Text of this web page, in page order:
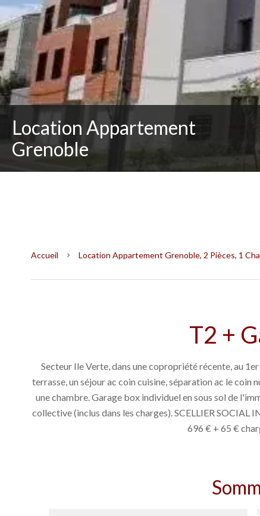
Location Appartement
Grenoble
Accueil Location Appartement Grenoble, 2 Pièces, 1
T2 +
Secteur Ile Verte, dans une copropriété récente, au
terrasse, un séjour ac coin cuisine, séparation ac le coin
une chambre. Garage box individuel en sous sol de
collective (inclus dans les charges). SCELLIER
696 € + 65 €